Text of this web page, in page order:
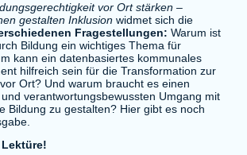
vor Ort stärken –
gestalten Inklusion widmet sich die
Fragestellungen: Warum ist
Bildung ein wichtiges Thema für
kann ein datenbasiertes kommunales
hilfreich sein für die Transformation zur
Ort? Und warum braucht es einen
verantwortungsbewussten Umgang mit
Bildung zu gestalten? Hier gibt es noch